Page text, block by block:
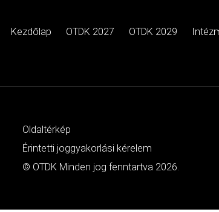
Kezdőlap OTDK 2027 OTDK 2029
Oldaltérkép
Érintetti joggyakorlási kérelem
© OTDK Minden jog fenntartva 2026.